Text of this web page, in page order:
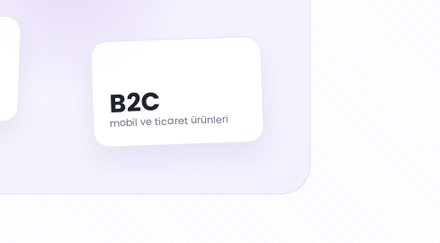
B2C
mobil ve ticaret ürünleri